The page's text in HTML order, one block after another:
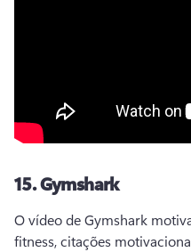
15.Gymshark
O vídeo de Gymshark
fitness, citações